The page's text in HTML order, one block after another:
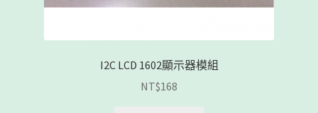
I2C LCD 1602顯示器模組
NT$168